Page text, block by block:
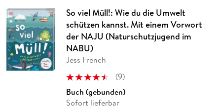
So viel Müll!: Wie du die Umwelt
schützen kannst. Mit einem Vorwort
der NAJU (Naturschutzjugend im
NABU)
Jess French
(9)
Buch (gebunden)
Sofort lieferbar